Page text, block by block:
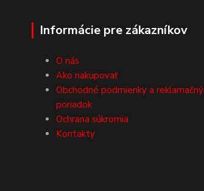
Informácie pre zákazníkov
O nás
Ako nakupovať
Obchodné podmienky a reklamačný
poriadok
Ochrana súkromia
Kontakty